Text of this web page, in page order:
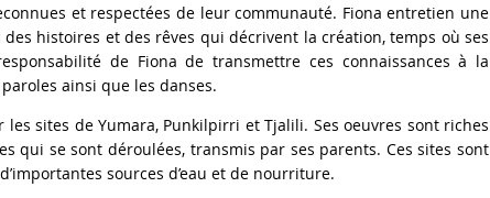
et respectées de leur communauté. Fiona entretien une
histoires et des rêves qui décrivent la création, temps où ses
de Fiona de transmettre ces connaissances à la
ainsi que les danses.
sites de Yumara, Punkilpirri et Tjalili. Ses oeuvres sont riches
qui se sont déroulées, transmis par ses parents. Ces sites sont
sources d’eau et de nourriture.